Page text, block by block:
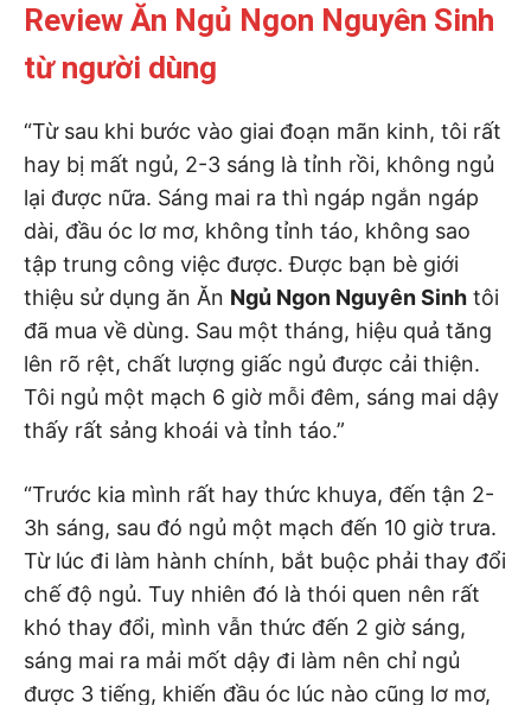
Review Ăn Ngủ Ngon Nguyên Sinh
từ người dùng
“Từ sau khi bước vào giai đoạn mãn kinh, tôi rất
hay bị mất ngủ, 2-3 sáng là tỉnh rồi, không ngủ
lại được nữa. Sáng mai ra thì ngáp ngắn ngáp
dài, đầu óc lơ mơ, không tỉnh táo, không sao
tập trung công việc được. Được bạn bè giới
thiệu sử dụng ăn Ăn Ngủ Ngon Nguyên Sinh tôi
đã mua về dùng. Sau một tháng, hiệu quả tăng
lên rõ rệt, chất lượng giấc ngủ được cải thiện.
Tôi ngủ một mạch 6 giờ mỗi đêm, sáng mai dậy
thấy rất sảng khoái và tỉnh táo.”
“Trước kia mình rất hay thức khuya, đến tận 2-
3h sáng, sau đó ngủ một mạch đến 10 giờ trưa.
Từ lúc đi làm hành chính, bắt buộc phải thay đổi
chế độ ngủ. Tuy nhiên đó là thói quen nên rất
khó thay đổi, mình vẫn thức đến 2 giờ sáng,
sáng mai ra mải mốt dậy đi làm nên chỉ ngủ
được 3 tiếng, khiến đầu óc lúc nào cũng lơ mơ,